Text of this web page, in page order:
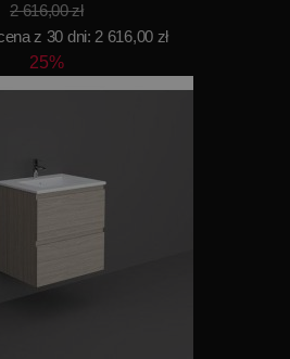
2 616,00 zł
z 30 dni: 2 616,00 zł
25%